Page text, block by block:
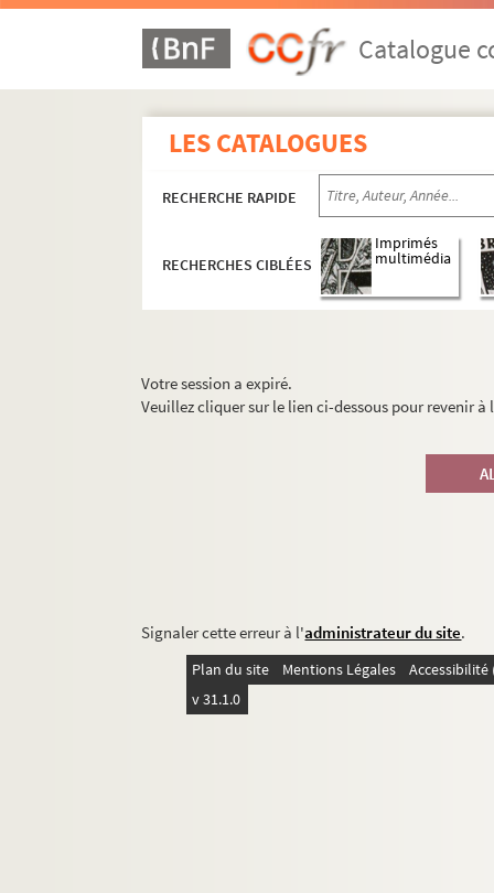
Catalogue
LES CATALOGUES
RECHERCHE RAPIDE
RECHERCHES CIBLÉES
Imprimés
multimédia
Votre session a expiré.
Veuillez cliquer sur le lien ci-dessous pour revenir
Signaler cette erreur à l'administrateur du site.
Plan du site Mentions Légales
v 31.1.0